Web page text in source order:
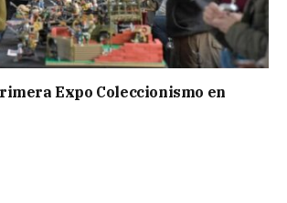
Expo Coleccionismo en